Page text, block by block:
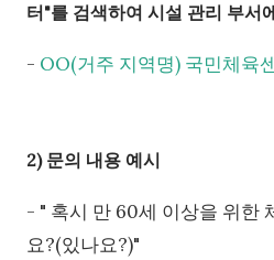
터"를 검색하여 시설 관리 부서
- OO(거주 지역명) 국민체육
2) 문의 내용 예시
- " 혹시 만 60세 이상을 위한
요?(있나요?)"